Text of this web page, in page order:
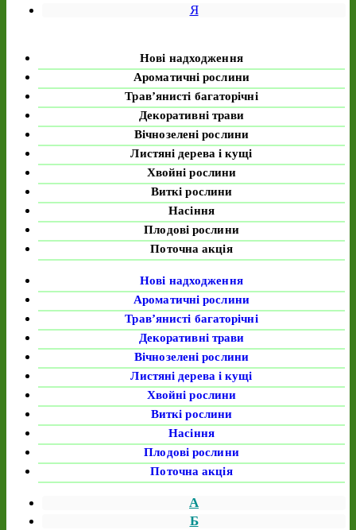
Я
Нові надходження
Ароматичні рослини
Трав’янисті багаторічні
Декоративні трави
Вічнозелені рослини
Листяні дерева і кущі
Хвойні рослини
Виткі рослини
Насіння
Плодові рослини
Поточна акція
Нові надходження
Ароматичні рослини
Трав’янисті багаторічні
Декоративні трави
Вічнозелені рослини
Листяні дерева і кущі
Хвойні рослини
Виткі рослини
Насіння
Плодові рослини
Поточна акція
А
Б